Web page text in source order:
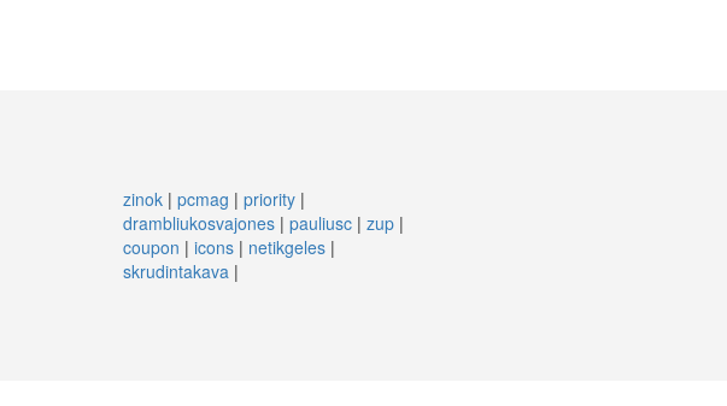
zinok | pcmag | priority |
drambliukosvajones | pauliusc | zup |
coupon | icons | netikgeles |
skrudintakava |